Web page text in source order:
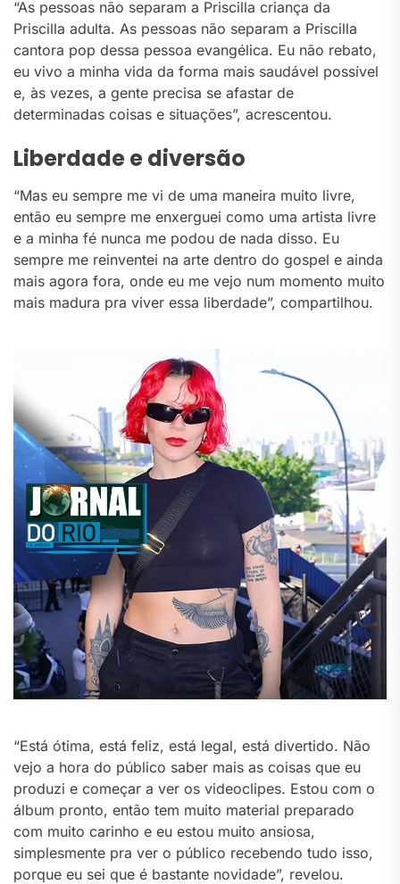
“As pessoas não separam a Priscilla criança da
Priscilla adulta. As pessoas não separam a Priscilla
cantora pop dessa pessoa evangélica. Eu não rebato,
eu vivo a minha vida da forma mais saudável possível
e, às vezes, a gente precisa se afastar de
determinadas coisas e situações”, acrescentou.
Liberdade e diversão
“Mas eu sempre me vi de uma maneira muito livre,
então eu sempre me enxerguei como uma artista livre
e a minha fé nunca me podou de nada disso. Eu
sempre me reinventei na arte dentro do gospel e ainda
mais agora fora, onde eu me vejo num momento muito
mais madura pra viver essa liberdade”, compartilhou.
“Está ótima, está feliz, está legal, está divertido. Não
vejo a hora do público saber mais as coisas que eu
produzi e começar a ver os videoclipes. Estou com o
álbum pronto, então tem muito material preparado
com muito carinho e eu estou muito ansiosa,
simplesmente pra ver o público recebendo tudo isso,
porque eu sei que é bastante novidade”, revelou.